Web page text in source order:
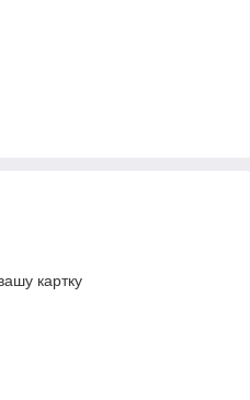
картку